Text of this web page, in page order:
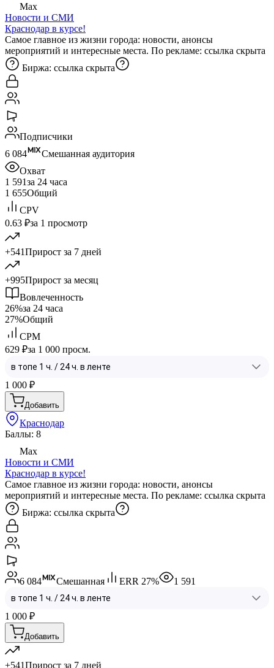
Max
Новости и СМИ
Краснодар в курсе!
Самое главное из жизни города: новости, анонсы
мероприятий и интересные места. По рекламе: ссылка скрыта
Биржа: ссылка скрыта
Подписчики
6 084
Смешанная аудитория
Охват
1 591за 24 часа
1 655Общий
CPV
0.63 ₽за 1 просмотр
+541Прирост за 7 дней
+995Прирост за месяц
Вовлеченность
26%за 24 часа
27%Общий
CPM
629 ₽за 1 000 просм.
1 000 ₽
Добавить
Краснодар
Баллы: 8
Max
Новости и СМИ
Краснодар в курсе!
Самое главное из жизни города: новости, анонсы
мероприятий и интересные места. По рекламе: ссылка скрыта
Биржа: ссылка скрыта
6 084 Смешанная ERR 27% 1 591
1 000 ₽
Добавить
+541Прирост за 7 дней